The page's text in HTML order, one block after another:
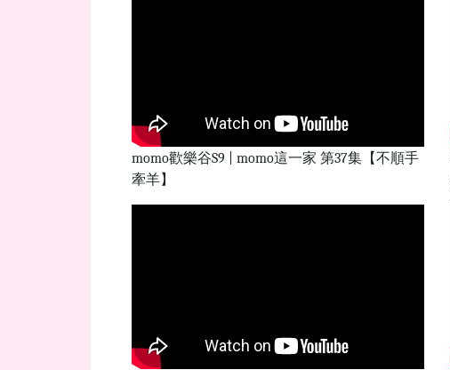
momo歡樂谷S9 | momo這一家 第37集【不順手
牽羊】